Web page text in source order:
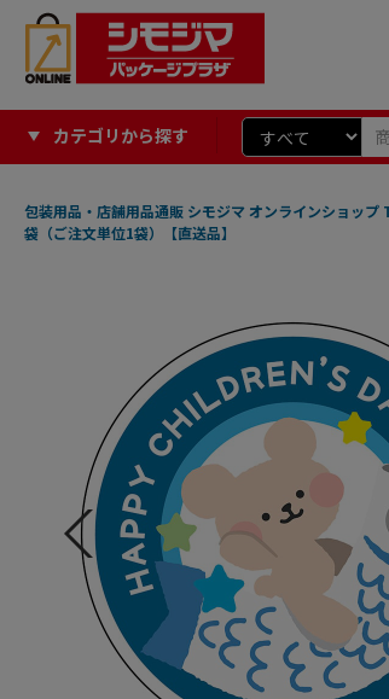
カテゴリから探す
包装用品・店舗用品通販 シモジマ オンラインショップ
袋（ご注文単位1袋）【直送品】